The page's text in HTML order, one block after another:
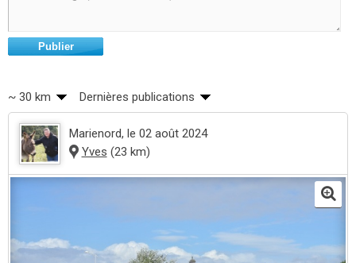
Publier
~ 30 km Dernières publications
Marienord, le 02 août 2024
Yves (23 km)